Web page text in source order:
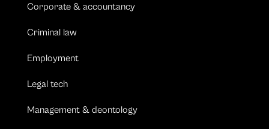
Corporate & accountancy
Criminal law
Employment
Legal tech
Management & deontology